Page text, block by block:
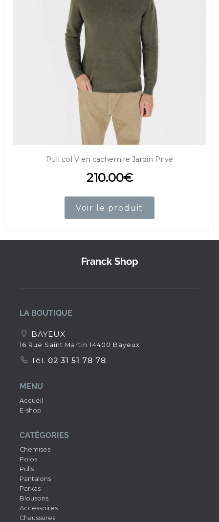
Pull col V en cachemire Jardin Privé
210.00€
Voir le produit
Franck Shop
LA BOUTIQUE
BAYEUX
16 Rue Saint Martin 14400 Bayeux
Tél. 02 31 51 78 78
MENU
Accueil
E-shop
CATÉGORIES
Chemises
Polos
Pulls
Pantalons
Parkas
Blousons
Accessoires
Chaussures